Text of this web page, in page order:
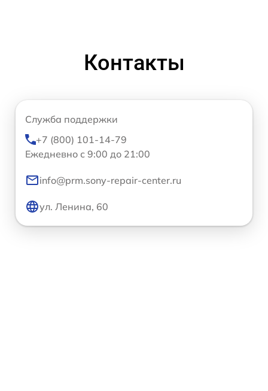
Контакты
Служба поддержки
+7 (800) 101-14-79
Ежедневно с 9:00 до 21:00
info@prm.sony-repair-center.ru
ул. Ленина, 60